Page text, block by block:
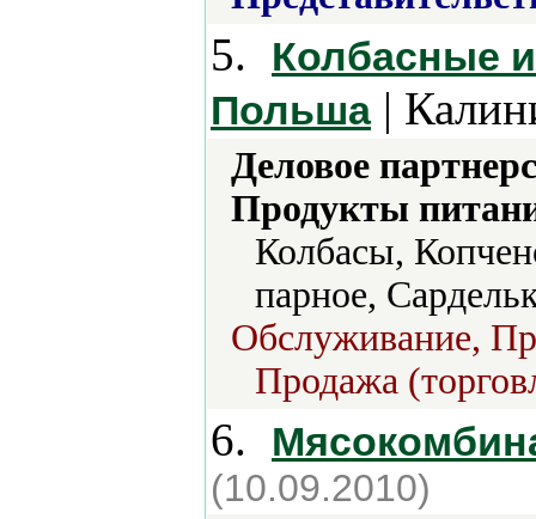
5.
Колбасные
Польша|
Деловое
Продукты
Колбасы,
парное,
Обслуживание,
Продажа
6.
(10.09.2010)